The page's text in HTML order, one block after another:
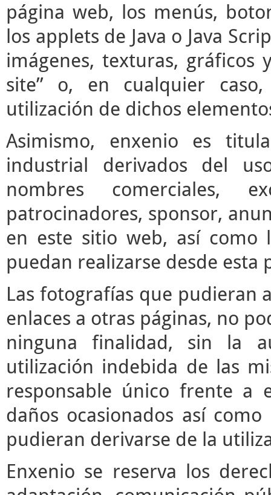
página web, los menús,
los applets de Java o Java
imágenes, texturas,
site” o, en cualquier
utilización de dichos
Asimismo, enxenio es
industrial derivados del
nombres comerciales,
patrocinadores, sponsor,
en este sitio web, así como
puedan realizarse desde esta
Las fotografías que pudieran
enlaces a otras páginas, no
ninguna finalidad, sin la
utilización indebida de las
responsable único frente a
daños ocasionados así
pudieran derivarse de la
Enxenio se reserva los